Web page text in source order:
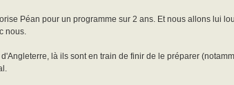
Péan pour un programme sur 2 ans. Et nous allons lui
nous.
là ils sont en train de finir de le préparer